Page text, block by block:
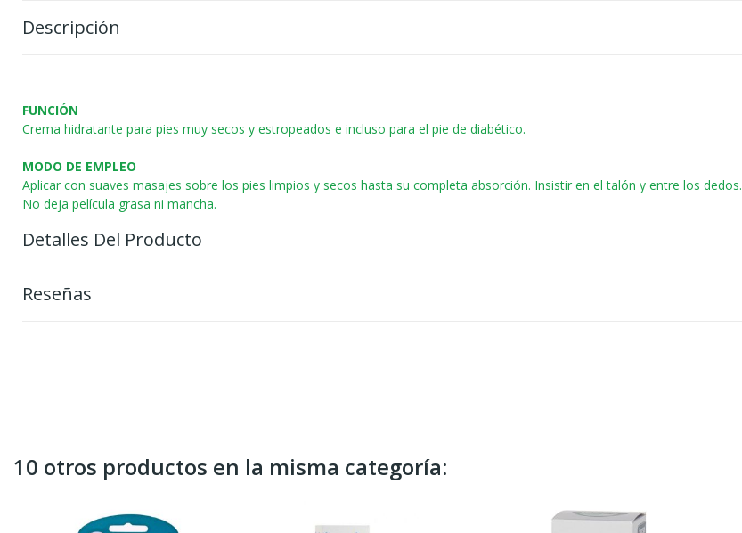
Descripción
FUNCIÓN
Crema hidratante para pies muy secos y estropeados e incluso para el pie de diabético.
MODO DE EMPLEO
Aplicar con suaves masajes sobre los pies limpios y secos hasta su completa absorción. Insistir en el talón y entre los dedos.
No deja película grasa ni mancha.
Detalles Del Producto
Reseñas
10 otros productos en la misma categoría: